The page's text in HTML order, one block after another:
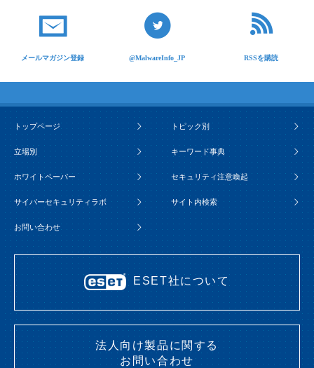
メールマガジン登録 @MalwareInfo_JP RSSを購読
トップページ トピック別
立場別 キーワード事典
ホワイトペーパー セキュリティ注意喚起
サイバーセキュリティラボ サイト内検索
お問い合わせ
ESET社について
法人向け製品に関する
お問い合わせ